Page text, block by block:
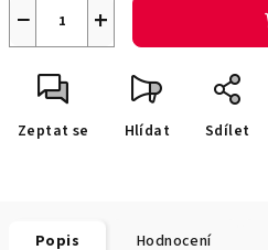
+
−
Zeptat se Hlídat Sdílet
Popis Hodnocení